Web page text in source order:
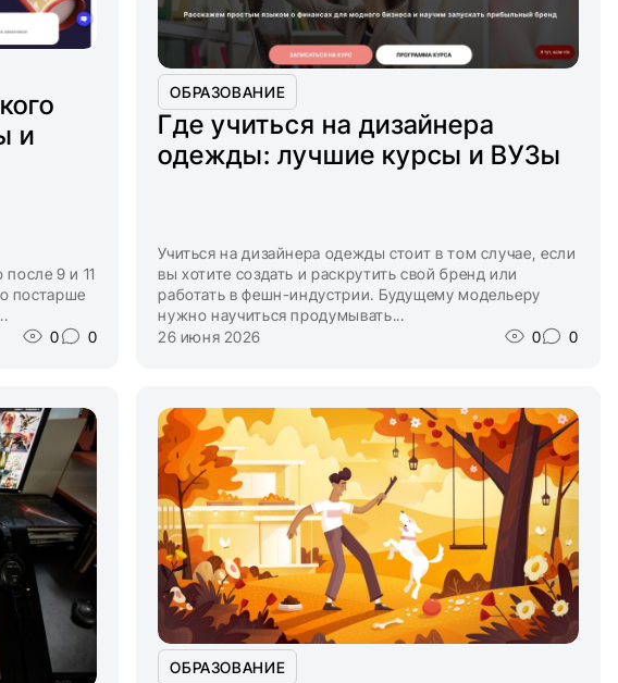
и
9 и 11
постарше
0 0
ОБРАЗОВАНИЕ
Где учиться на дизайнера
одежды: лучшие курсы и ВУЗы
Учиться на дизайнера одежды стоит в том случае, если
вы хотите создать и раскрутить свой бренд или
работать в фешн-индустрии. Будущему модельеру
нужно научиться продумывать...
26 июня 2026
0 0
ОБРАЗОВАНИЕ